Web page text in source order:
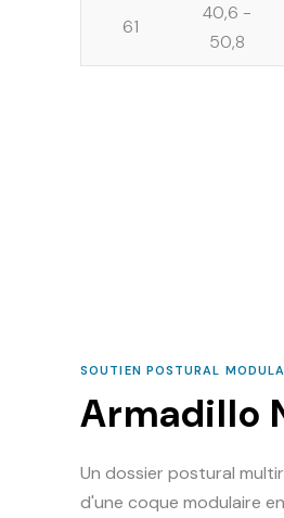
61
40,6 -
50,8
SOUTIEN POSTURAL
Armadillo
Un dossier postural
d'une coque modulaire